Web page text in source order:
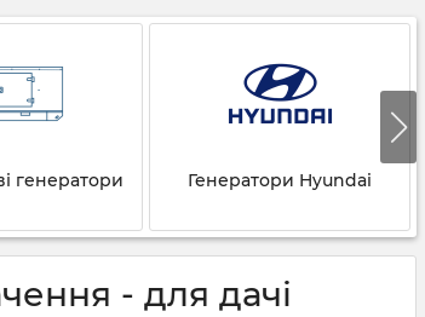
генератори Генератори Hyundai
- для дачі